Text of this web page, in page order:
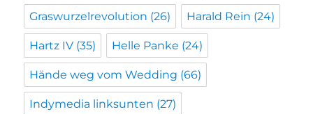
Graswurzelrevolution (26) Harald Rein (24)
Hartz IV (35) Helle Panke (24)
Hände weg vom Wedding (66)
Indymedia linksunten (27)